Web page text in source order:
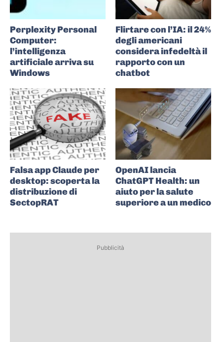
Perplexity Personal
Computer:
l’intelligenza
artificiale arriva su
Windows
Flirtare con l’IA: il 24%
degli americani
considera infedeltà il
rapporto con un
chatbot
Falsa app Claude per
desktop: scoperta la
distribuzione di
SectopRAT
OpenAI lancia
ChatGPT Health: un
aiuto per la salute
superiore a un medico
Pubblicità